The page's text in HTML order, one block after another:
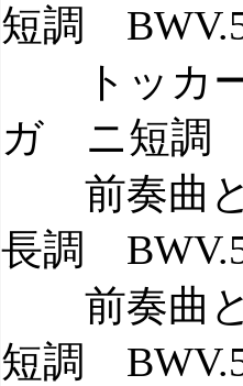
短調
トッカー
ガ ニ短調
前奏曲
長調
前奏曲
短調